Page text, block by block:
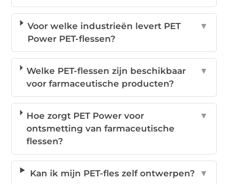
Voor welke industrieën levert PET
Power PET-flessen?
▼
Welke PET-flessen zijn beschikbaar
voor farmaceutische producten?
▼
Hoe zorgt PET Power voor
ontsmetting van farmaceutische
flessen?
▼
Kan ik mijn PET-fles zelf ontwerpen? ▼